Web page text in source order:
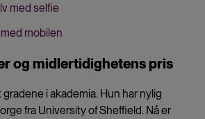
med selfie
mobilen
og midlertidighetens pris
i akademia. Hun har nylig
fra University of Sheffield. Nå er